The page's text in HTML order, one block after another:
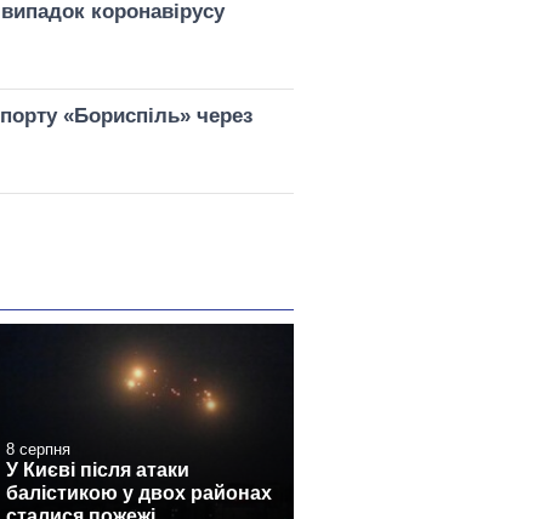
коронавірусу
«Бориспіль» через
8 серпня
У Києві після атаки
балістикою у двох районах